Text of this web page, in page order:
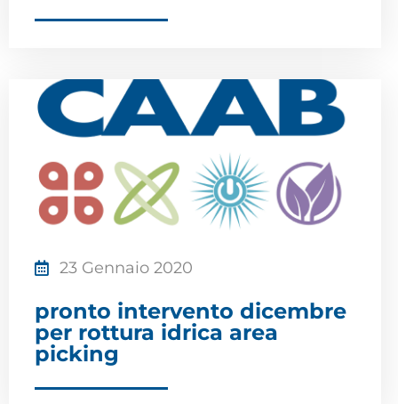
23 Gennaio 2020
pronto intervento dicembre
per rottura idrica area
picking